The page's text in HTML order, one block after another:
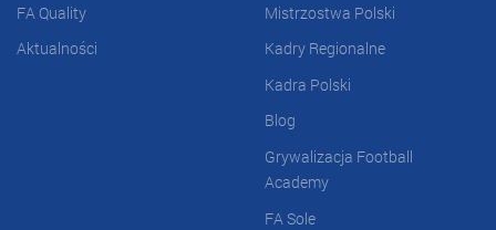
FA Quality
Aktualności
Mistrzostwa Polski
Kadry Regionalne
Kadra Polski
Blog
Grywalizacja Football
Academy
FA Sole